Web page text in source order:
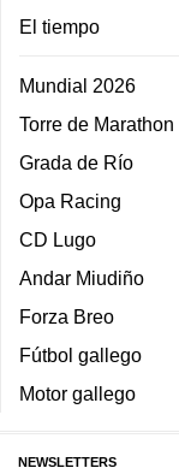
El tiempo
Mundial 2026
Torre de Marathon
Grada de Río
Opa Racing
CD Lugo
Andar Miudiño
Forza Breo
Fútbol gallego
Motor gallego
NEWSLETTERS